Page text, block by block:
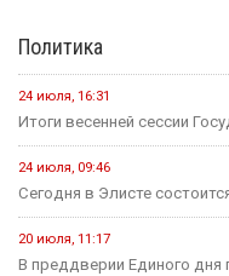
Политика
24 июля, 16:31
Итоги весенней сессии
24 июля, 09:46
Сегодня в Элисте
20 июля, 11:17
В преддверии Единого дня